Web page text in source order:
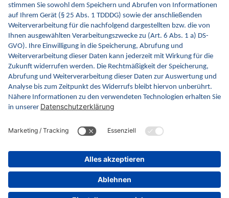
Kontakt
Kontaktformular
gematik GmbH
Rosenthaler Str. 30
10178 Berlin
Barrierefreiheitserklärung
Datenschutz